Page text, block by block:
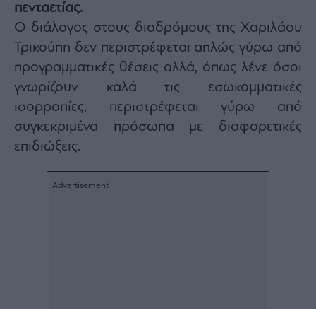
Architecture
&
Design
Fashion
&
Art
Watches
Yachts
Table
πενταετίας.
Ο διάλογος στους διαδρόμους της Χαριλάου
Τρικούπη δεν περιστρέφεται απλώς γύρω από
προγραμματικές θέσεις αλλά, όπως λένε όσοι
γνωρίζουν καλά τις εσωκομματικές
ισορροπίες, περιστρέφεται γύρω από
συγκεκριμένα πρόσωπα με διαφορετικές
επιδιώξεις.